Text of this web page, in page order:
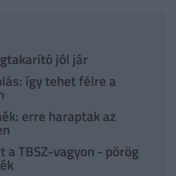
jól jár
így tehet félre a
erre haraptak az
TBSZ-vagyon - pörög